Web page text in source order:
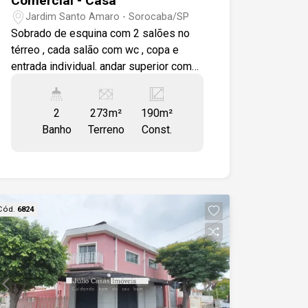
Jardim Santo Amaro - Sorocaba/SP
Sobrado de esquina com 2 salões no
térreo , cada salão com wc , copa e
entrada individual. andar superior com
armários, e dormitórios 1 sendo suíte
com modulados, Garagem para 4
veículos.
2
Banho
273m²
Terreno
190m²
Const.
6824